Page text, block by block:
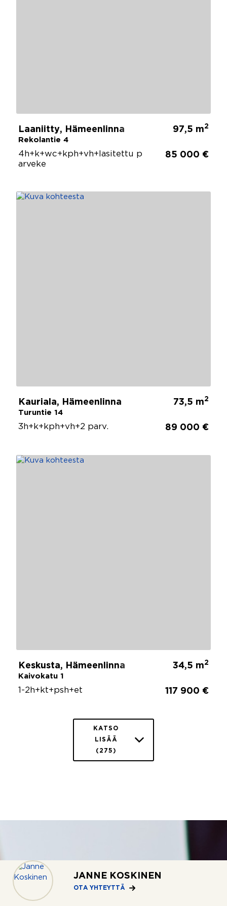
JANNE KOSKINEN
OTA YHTEYTTÄ
Laaniitty, Hämeenlinna
Rekolantie 4
97,5 m2
4h+k+wc+kph+vh+lasitettu p
arveke
85 000 €
Kauriala, Hämeenlinna
Turuntie 14
73,5 m2
3h+k+kph+vh+2 parv. 89 000 €
Keskusta, Hämeenlinna
Kaivokatu 1
34,5 m2
1-2h+kt+psh+et 117 900 €
KATSO
LISÄÄ
(275)